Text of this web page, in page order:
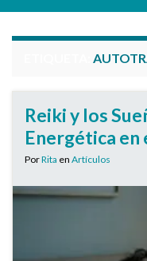
Reiki y los
Energética
PorRita en Artículos